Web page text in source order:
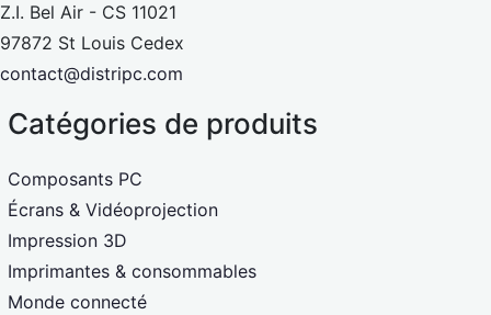
Z.I. Bel Air - CS 11021
97872 St Louis Cedex
contact@distripc.com
Catégories de produits
Composants PC
Écrans & Vidéoprojection
Impression 3D
Imprimantes & consommables
Monde connecté